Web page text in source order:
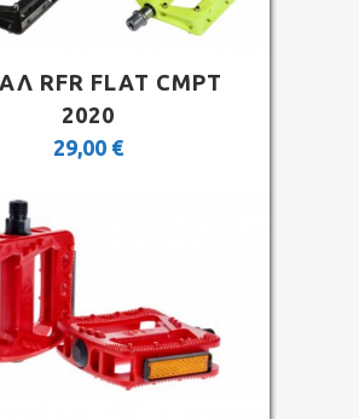
RFR FLAT CMPT
2020
29,00 €